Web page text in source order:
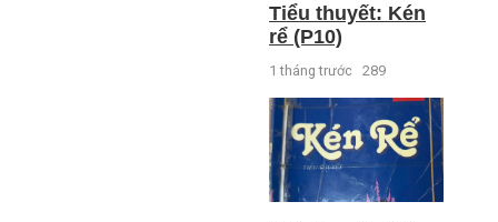
Tiểu thuyết: Kén
rể (P10)
1 tháng trước 289